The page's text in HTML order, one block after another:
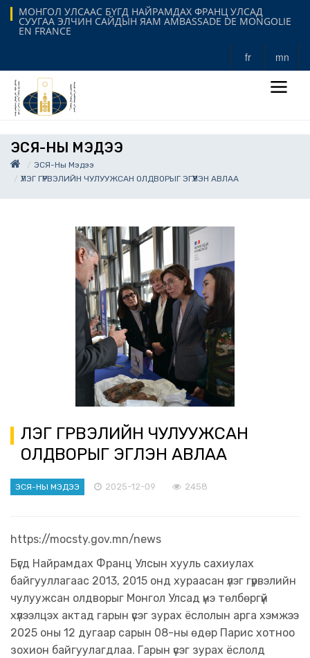
МОНГОЛ УЛСААС БҮГД НАЙРАМДАХ ФРАНЦ УЛСАД
СУУГАА ЭЛЧИН САЙДЫН ЯАМ AMBASSADE DE MONGOLIE
EN FRANCE
fr mn
ЭСЯ-НЫ МЭДЭЭ
ЭСЯ-Ны Мэдээ
ҮЛЭГ ГҮРВЭЛИЙН ЧУЛУУЖСАН ОЛДВОРЫГ ЭГҮҮЛЭН АВЛАА
ҮЛЭГ ГҮРВЭЛИЙН ЧУЛУУЖСАН
ОЛДВОРЫГ ЭГҮҮЛЭН АВЛАА
ЭСЯ-НЫ МЭДЭЭ 2025-12-09 2458
https://mocsty.gov.mn/news
Бүгд Найрамдах Франц Улсын хууль сахиулах
байгууллагаас 2013, 2015 онд хураасан үлэг гүрвэлийн
чулуужсан олдворыг Монгол Улсад үнэ төлбөргүй
хүлээлцэх актад гарын үсэг зурах ёслолын арга хэмжээ
2025 оны 12 дугаар сарын 08-ны өдөр Парис хотноо
зохион байгуулагдлаа. Гарын үсэг зурах ёслолд